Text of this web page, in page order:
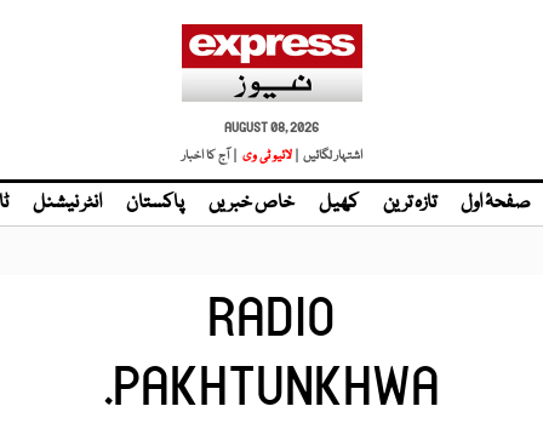
AUGUST 08, 2026
اشتہار لگائیں | لائیو ٹی وی | آج کا اخبار
صفحۂ اول تازہ ترین کھیل خاص خبریں پاکستان انٹر نیشنل
RADIO
PAKHTUNKHWA.